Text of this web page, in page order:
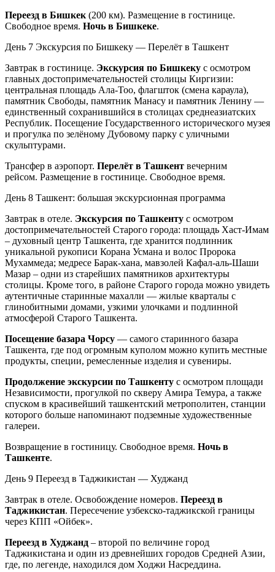
Переезд в Бишкек (200 км). Размещение в гостинице.
Свободное время. Ночь в Бишкеке.
День 7 Экскурсия по Бишкеку — Перелёт в Ташкент
Завтрак в гостинице. Экскурсия по Бишкеку с осмотром
главных достопримечательностей столицы Киргизии:
центральная площадь Ала-Тоо, флагшток (смена караула),
памятник Свободы, памятник Манасу и памятник Ленину —
единственный сохранившийся в столицах среднеазиатских
Республик. Посещение Государственного исторического музея
и прогулка по зелёному Дубовому парку с уличными
скульптурами.
Трансфер в аэропорт. Перелёт в Ташкент вечерним
рейсом. Размещение в гостинице. Свободное время.
День 8 Ташкент: большая экскурсионная программа
Завтрак в отеле. Экскурсия по Ташкенту с осмотром
достопримечательностей Старого города: площадь Хаст-Имам
– духовный центр Ташкента, где хранится подлинник
уникальной рукописи Корана Усмана и волос Пророка
Мухаммеда; медресе Барак-хана, мавзолей Кафал-аль-Шаши
Мазар – одни из старейших памятников архитектуры
столицы. Кроме того, в районе Старого города можно увидеть
аутентичные старинные махалли — жилые кварталы с
глинобитными домами, узкими улочками и подлинной
атмосферой Старого Ташкента.
Посещение базара Чорсу — самого старинного базара
Ташкента, где под огромным куполом можно купить местные
продукты, специи, ремесленные изделия и сувениры.
Продолжение экскурсии по Ташкенту с осмотром площади
Независимости, прогулкой по скверу Амира Темура, а также
спуском в красивейший ташкентский метрополитен, станции
которого больше напоминают подземные художественные
галереи.
Возвращение в гостиницу. Свободное время. Ночь в
Ташкенте.
День 9 Переезд в Таджикистан — Худжанд
Завтрак в отеле. Освобождение номеров. Переезд в
Таджикистан. Пересечение узбекско-таджикской границы
через КПП «Ойбек».
Переезд в Худжанд – второй по величине город
Таджикистана и один из древнейших городов Средней Азии,
где, по легенде, находился дом Ходжи Насреддина.